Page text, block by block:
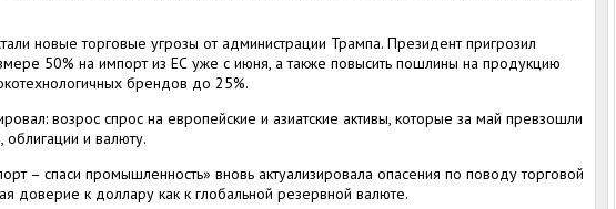
новые торговые угрозы от администрации Трампа. Президент пригрозил
50% на импорт из ЕС уже с июня, а также повысить пошлины на продукцию
брендов до 25%.
возрос спрос на европейские и азиатские активы, которые за май превзошли
облигации и валюту.
– спаси промышленность» вновь актуализировала опасения по поводу торговой
доверие к доллару как к глобальной резервной валюте.